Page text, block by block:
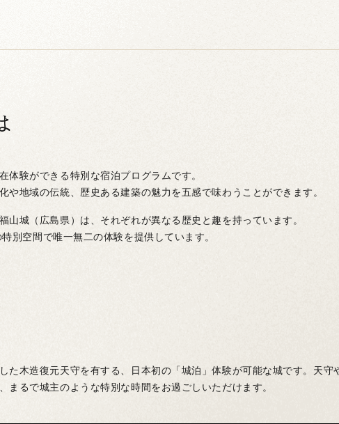
体験ができる特別な宿泊プログラムです。
地域の伝統、歴史ある建築の魅力を五感で味わうことができます。
城（広島県）は、それぞれが異なる歴史と趣を持っています。
別空間で唯一無二の体験を提供しています。
た木造復元天守を有する、日本初の「城泊」体験が可能な城です。天守
るで城主のような特別な時間をお過ごしいただけます。